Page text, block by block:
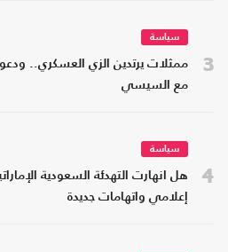
3
سياسة
ممثلات يرتدين الزي العسكري..
مع السيسي
4
سياسة
هل انهارت التهدئة السعودية
إعلامي واتهامات جديدة